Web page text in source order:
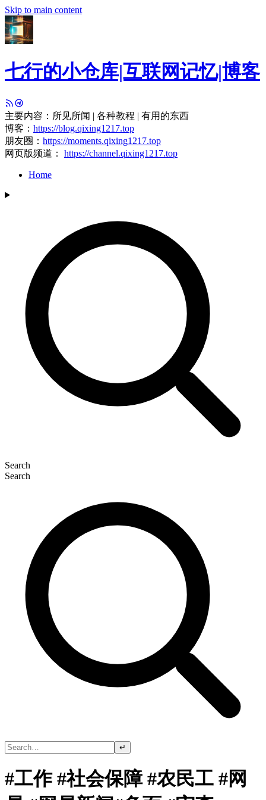
Skip to main content
七行的小仓库|互联网记忆|博客
主要内容：所见所闻 | 各种教程 | 有用的东西
博客： https://blog.qixing1217.top
朋友圈： https://moments.qixing1217.top
网页版频道： https://channel.qixing1217.top
Home
Search
Search
↵
#工作 #社会保障 #农民工 #网